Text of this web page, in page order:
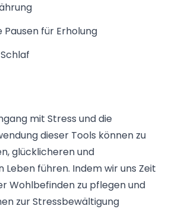
für Erholung
mit Stress und die
dieser Tools können zu
glücklicheren und
Leben führen. Indem wir uns Zeit
Wohlbefinden zu pflegen und
zur Stressbewältigung